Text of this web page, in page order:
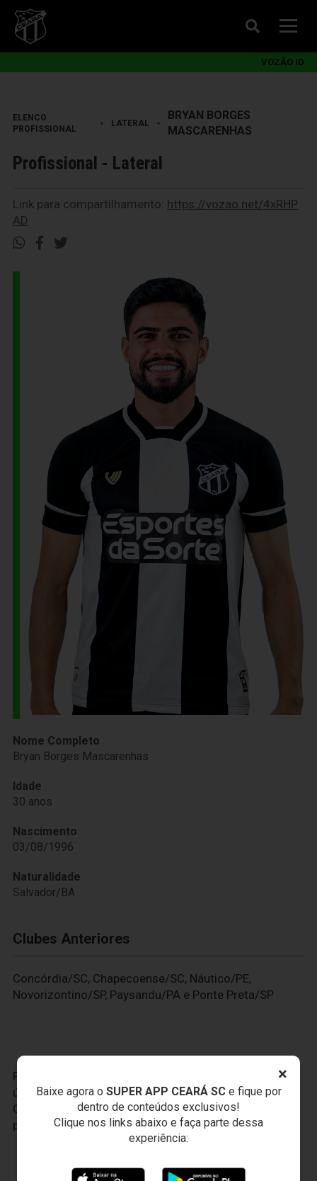
×
Baixe agora o SUPER APP CEARÁ SCe fique por
dentro de conteúdos exclusivos!
Clique nos links abaixo e faça parte dessa
experiência:
VOZÃO ID
ELENCO
PROFISSIONAL
• LATERAL •
BRYAN BORGES
MASCARENHAS
Profissional - Lateral
Link para compartilhamento: https://vozao.net/4xRHP
AD
Nome Completo
Bryan Borges Mascarenhas
Idade
30 anos
Nascimento
03/08/1996
Naturalidade
Salvador/BA
Clubes Anteriores
Concórdia/SC, Chapecoense/SC, Náutico/PE,
Novorizontino/SP, Paysandu/PA e Ponte Preta/SP
Faça seu cadastro no
, é a sua conta
única para todo o universo do Ceará Sporting Club.
Com ela, você terá uma experiência cada vez mais
personalizada.
JOGOS DOVOZÃO